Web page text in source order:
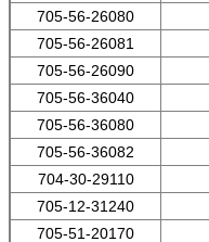
705-56-26080
705-56-26081
705-56-26090
705-56-36040
705-56-36080
705-56-36082
704-30-29110
705-12-31240
705-51-20170